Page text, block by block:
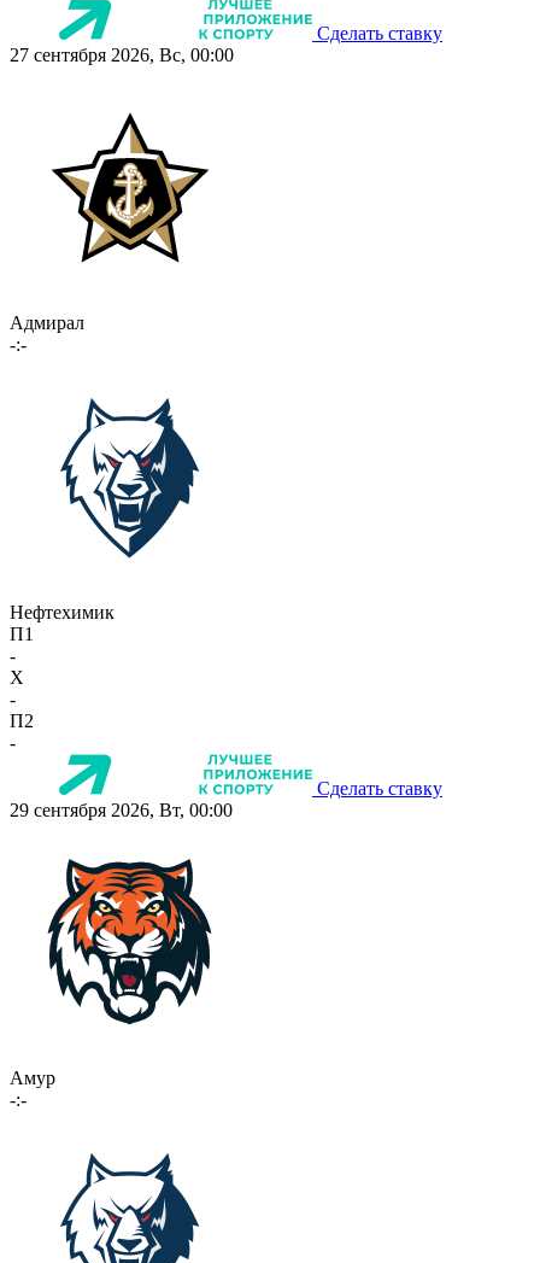
Сделать ставку
27 сентября 2026, Вс, 00:00
Адмирал
-:-
Нефтехимик
П1
-
X
-
П2
-
Сделать ставку
29 сентября 2026, Вт, 00:00
Амур
-:-